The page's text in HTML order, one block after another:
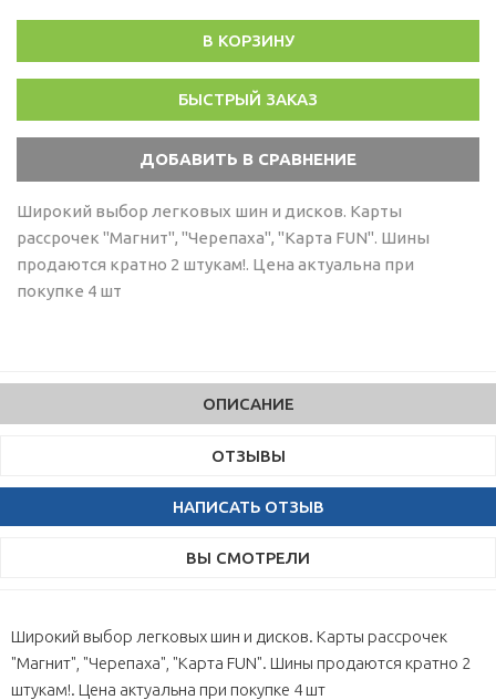
В КОРЗИНУ
БЫСТРЫЙ ЗАКАЗ
Широкий выбор легковых шин и дисков. Карты
рассрочек "Магнит", "Черепаха", "Карта FUN". Шины
продаются кратно 2 штукам!. Цена актуальна при
покупке 4 шт
ОПИСАНИЕ
ОТЗЫВЫ
НАПИСАТЬ ОТЗЫВ
ВЫ СМОТРЕЛИ
Широкий выбор легковых шин и дисков. Карты рассрочек
"Магнит", "Черепаха", "Карта FUN". Шины продаются кратно 2
штукам!. Цена актуальна при покупке 4 шт